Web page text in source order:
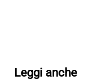
Leggi anche